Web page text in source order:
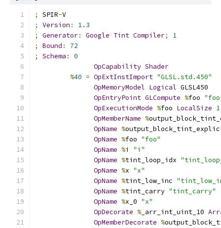
; SPIR-V
;
Version :
1.3
;
Generator: Google Tint Compiler;
1
;
Bound :
72
;
Schema :
0
OpCapability Shader
%40 = OpExtInstImport "GLSL.std.450"
OpMemoryModel Logical GLSL450
OpEntryPoint GLCompute %foo
OpExecutionMode %foo LocalSize 1
OpMemberName %
OpName %
OpName %foo "foo"
OpName %i "i"
OpName %tint_loop_idx
OpName %x "x"
OpName %tint_low_inc
OpName %tint_carry "tint_carry"
OpName %x_0 "x"
OpDecorate % _arr_int_uint_10
OpMemberDecorate %